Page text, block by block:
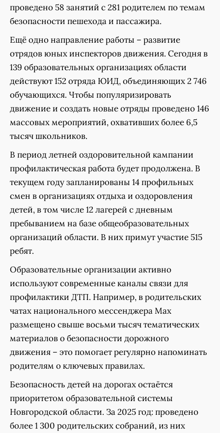
проведено 58 занятий с 281 родителем по темам
безопасности пешехода и пассажира.
Ещё одно направление работы – развитие
отрядов юных инспекторов движения. Сегодня в
139 образовательных организациях области
действуют 152 отряда ЮИД, объединяющих 2 746
обучающихся. Чтобы популяризировать
движение и создать новые отряды проведено 146
массовых мероприятий, охвативших более 6,5
тысяч школьников.
В период летней оздоровительной кампании
профилактическая работа будет продолжена. В
текущем году запланированы 14 профильных
смен в организациях отдыха и оздоровления
детей, в том числе 12 лагерей с дневным
пребыванием на базе общеобразовательных
организаций области. В них примут участие 515
ребят.
Образовательные организации активно
используют современные каналы связи для
профилактики ДТП. Например, в родительских
чатах национального мессенджера Мах
размещено свыше восьми тысяч тематических
материалов о безопасности дорожного
движения – это помогает регулярно напоминать
родителям о ключевых правилах.
Безопасность детей на дорогах остаётся
приоритетом образовательной системы
Новгородской области. За 2025 год: проведено
более 1 300 родительских собраний, из них